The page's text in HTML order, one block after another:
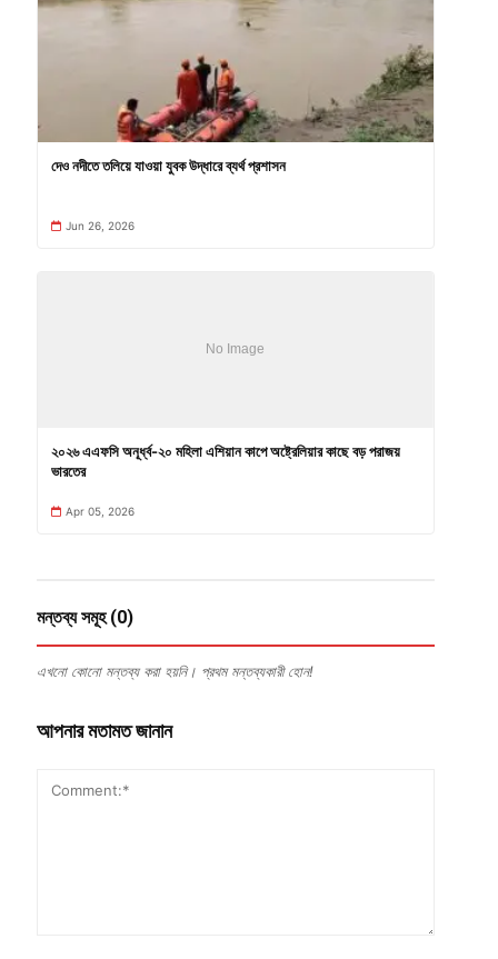
দেও নদীতে তলিয়ে যাওয়া যুবক উদ্ধারে ব্যর্থ প্রশাসন
Jun 26, 2026
২০২৬ এএফসি অনূর্ধ্ব-২০ মহিলা এশিয়ান কাপে অষ্ট্রেলিয়ার কাছে বড় পরাজয়
ভারতের
Apr 05, 2026
মন্তব্য সমূহ (0)
এখনো কোনো মন্তব্য করা হয়নি। প্রথম মন্তব্যকারী হোন!
আপনার মতামত জানান